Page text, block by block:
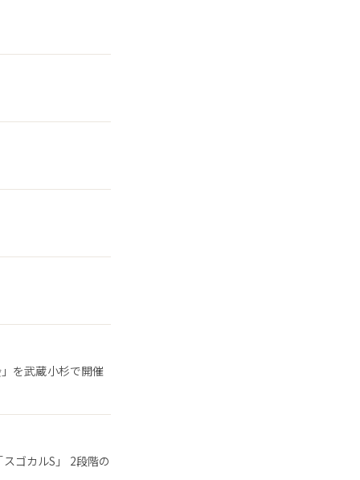
を武蔵小杉で開催
ゴカルS」 2段階の